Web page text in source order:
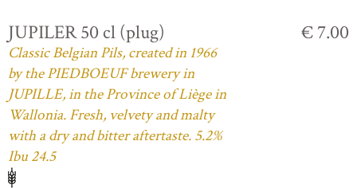
JUPILER 50 cl (plug)
Classic Belgian Pils, created in 1966
by the PIEDBOEUF brewery in
JUPILLE, in the Province of Liège in
Wallonia. Fresh, velvety and malty
with a dry and bitter aftertaste. 5.2%
Ibu 24.5
€ 7.00